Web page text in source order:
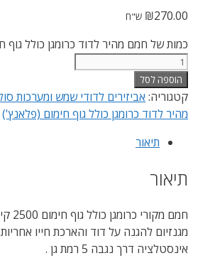
₪270.00 ש"ח
כמות של חמם מהיר לדוד כרומגן כולל גוף
הוספה לסל
קטגוריה: אביזירים לדודי שמש ומערכות
מהיר לדוד כרומגן כולל גוף חימום (פלאנץ')
תיאור
תיאור
חמם
מגנזיום להגנה על דוד והארכת חייו
אינסטלציה דרך נגבה 5 רמת גן .